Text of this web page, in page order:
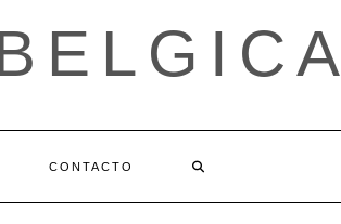
CONTACTO